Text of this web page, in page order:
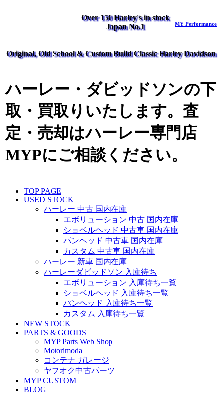
Over 150 Harley's in stock
Japan No.1
MY Performance
Original, Old School & Custom Build Classic Harley Davidson
ハーレー・ダビッドソンの下
取・買取りいたします。査
定・売却はハーレー専門店
MYPにご相談ください。
TOP PAGE
USED STOCK
ハーレー 中古 国内在庫
エボリューション 中古 国内在庫
ショベルヘッド 中古車 国内在庫
パンヘッド 中古車 国内在庫
カスタム 中古車 国内在庫
ハーレー 新車 国内在庫
ハーレーダビッドソン 入庫待ち
エボリューション 入庫待ち一覧
ショベルヘッド 入庫待ち一覧
パンヘッド 入庫待ち一覧
カスタム 入庫待ち一覧
NEW STOCK
PARTS & GOODS
MYP Parts Web Shop
Motorimoda
コンテナ ガレージ
ヤフオク中古パーツ
MYP CUSTOM
BLOG